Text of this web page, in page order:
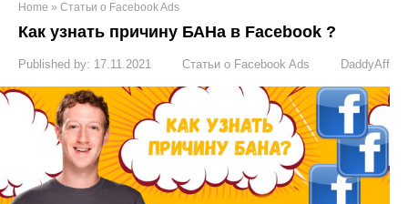
Home » Статьи о Facebook Ads
Как узнать причину БАНа в Facebook ?
Published by: 17.11.2021 Статьи о Facebook Ads DaddyAff